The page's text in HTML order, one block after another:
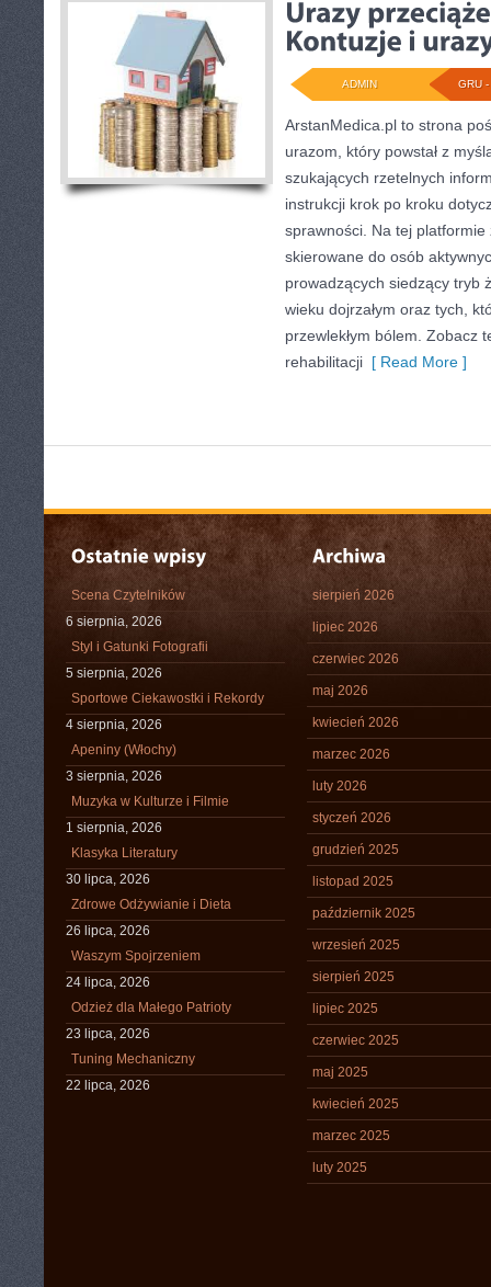
GRU
ADMIN
ArstanMedica.pl to strona
urazom, który powstał z
szukających rzetelnych
instrukcji krok po kroku
sprawności. Na tej
skierowane do osób
prowadzących siedzący tryb
wieku dojrzałym oraz tych,
przewlekłym bólem. Zobacz
rehabilitacji [ Read More ]
Scena Czytelników
6 sierpnia, 2026
Styl i Gatunki Fotografii
5 sierpnia, 2026
Sportowe Ciekawostki i Rekordy
4 sierpnia, 2026
Apeniny (Włochy)
3 sierpnia, 2026
Muzyka w Kulturze i Filmie
1 sierpnia, 2026
Klasyka Literatury
30 lipca, 2026
Zdrowe Odżywianie i Dieta
26 lipca, 2026
Waszym Spojrzeniem
24 lipca, 2026
Odzież dla Małego Patrioty
23 lipca, 2026
Tuning Mechaniczny
22 lipca, 2026
sierpień 2026
lipiec 2026
czerwiec 2026
maj 2026
kwiecień 2026
marzec 2026
luty 2026
styczeń 2026
grudzień 2025
listopad 2025
październik 2025
wrzesień 2025
sierpień 2025
lipiec 2025
czerwiec 2025
maj 2025
kwiecień 2025
marzec 2025
luty 2025